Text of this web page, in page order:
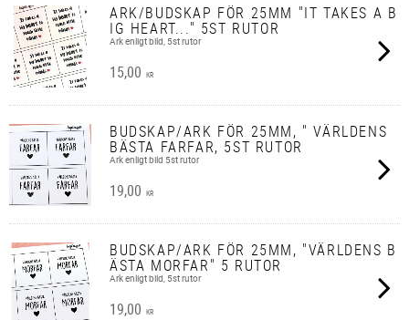
ARK/BUDSKAP FÖR 25MM "IT TAKES A B
IG HEART..." 5ST RUTOR
Ark enligt bild, 5st rutor
15,00 KR
BUDSKAP/ARK FÖR 25MM, " VÄRLDENS
BÄSTA FARFAR, 5ST RUTOR
Ark enligt bild 5st rutor
19,00 KR
BUDSKAP/ARK FÖR 25MM, "VÄRLDENS B
ÄSTA MORFAR" 5 RUTOR
Ark enligt bild, 5st rutor
19,00 KR